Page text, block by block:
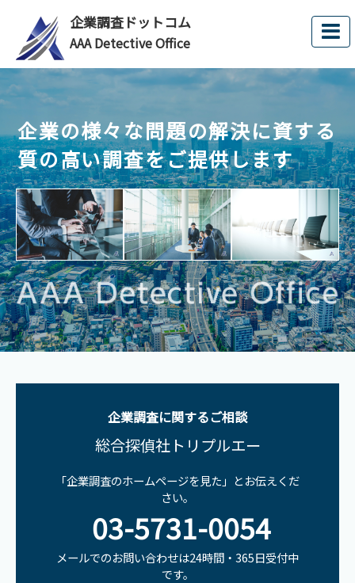
企業調査ドットコム
AAA Detective Office
企業の様々な問題の解決に資する
質の高い調査をご提供します
企業調査に関するご相談
総合探偵社トリプルエー
「企業調査のホームページを見た」とお伝えくだ
さい。
03-5731-0054
メールでのお問い合わせは24時間・365日受付中
です。